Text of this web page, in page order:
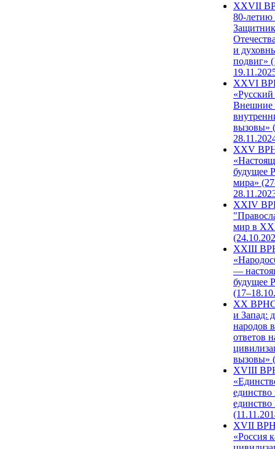
ХХVII
80-
и
подвиг»
XXVI
Внешние
вызовы»
XXV
будущее
мира»
XXIV
мир в
XXIII
—
будущее
XX ВРНС
и Запад:
народов
ответов
вызовы»
XVIII
единство
единство
XVII
«Россия